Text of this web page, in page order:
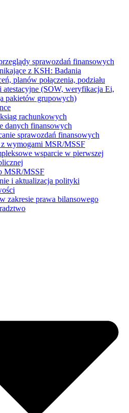
sprawozdań finansowych
z KSH: Badania
planów połączenia, podziału
atestacyjne (SOW, weryfikacja Ei,
pakietów grupowych)
rachunkowych
danych finansowych
sprawozdań finansowych
z wymogami MSR/MSSF
wsparcie w pierwszej
MSR/MSSF
i aktualizacja polityki
zakresie prawa bilansowego